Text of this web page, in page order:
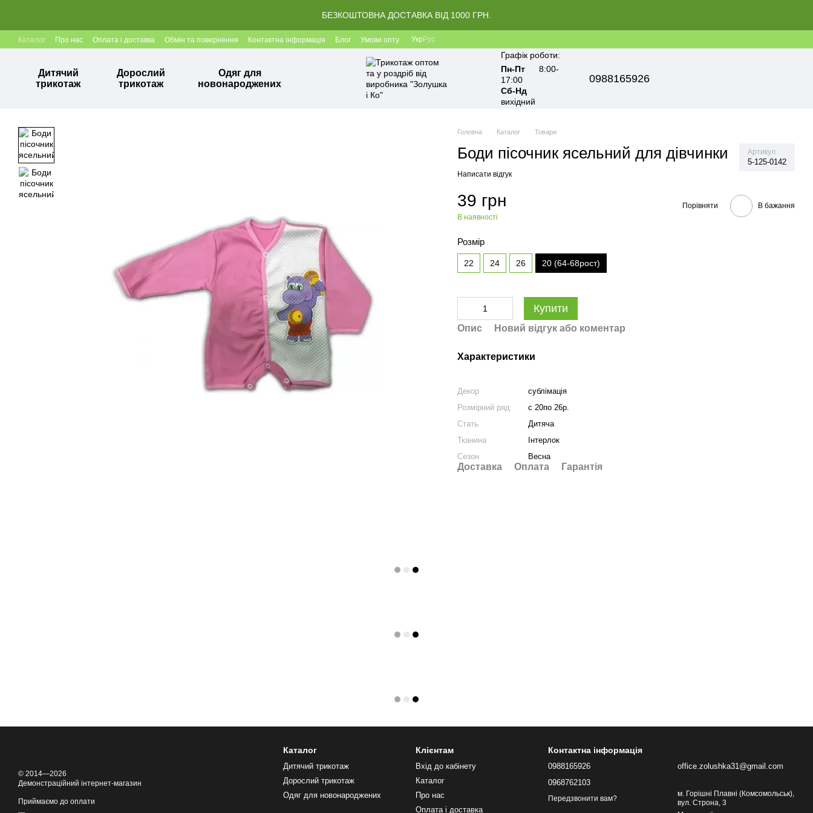
БЕЗКОШТОВНА ДОСТАВКА ВІД 1000 ГРН.
Каталог Про нас Оплата і доставка Обмін та повернення Контактна інформація Блог Умови опту Укр Рус
Дитячий
трикотаж
Дорослий
трикотаж
Одяг для
новонароджених
Графік роботи:
Пн-Пт
8:00-
17:00
Сб-Нд
вихідний
0988165926
Головна Каталог Товари
Боди пісочник ясельний для дівчинки Артикул
5-125-0142
Написати відгук
39 грн
В наявності
Порівняти В бажання
Розмір
22 24 26 20 (64-68рост)
Купити
Опис Новий відгук або коментар
Характеристики
Декор
сублімація
Розмірний ряд
с 20по 26р.
Стать
Дитяча
Тканина
Інтерлок
Сезон
Весна
Доставка Оплата Гарантія
© 2014—2026
Демонстраційний інтернет-магазин
Приймаємо до оплати
Каталог
Дитячий трикотаж
Дорослий трикотаж
Одяг для новонароджених
Клієнтам
Вхід до кабінету
Каталог
Про нас
Оплата і доставка
Контактна інформація
0988165926
0968762103
Передзвонити вам?
office.zolushka31@gmail.com
м. Горішні Плавні (Комсомольськ),
вул. Строна, 3